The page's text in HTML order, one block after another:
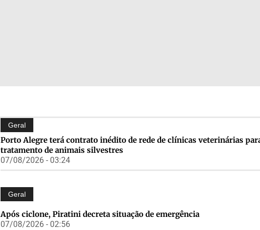
Geral
Porto Alegre terá contrato inédito de rede de clínicas veterinárias
tratamento de animais silvestres
07/08/2026 - 03:24
Geral
Após ciclone, Piratini decreta situação de emergência
07/08/2026 - 02:56